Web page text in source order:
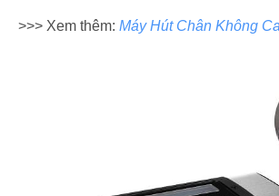
>>> Xem thêm: Máy Hút Chân Không